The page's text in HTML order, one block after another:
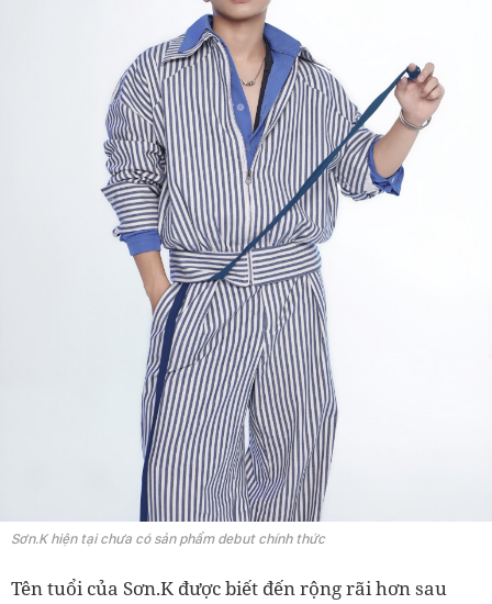
Sơn.K hiện tại chưa có sản phẩm debut chính thức
Tên tuổi của Sơn.K được biết đến rộng rãi hơn sau